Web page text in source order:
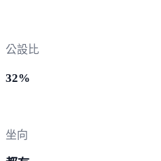
公設比
32%
坐向